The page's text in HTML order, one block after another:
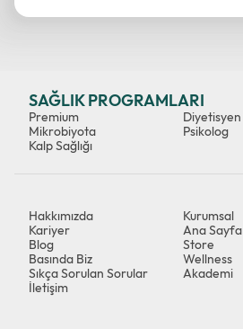
SAĞLIK PROGRAMLARI
Premium
Mikrobiyota
Kalp Sağlığı
Diyetisyen
Psikolog
Hakkımızda
Kurumsal
Kariyer
Ana Sayfa
Blog
Store
Basında Biz
Wellness
Sıkça Sorulan Sorular
Akademi
İletişim